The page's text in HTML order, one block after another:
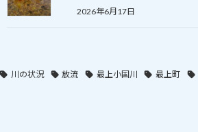
2026年6月17日
川の状況 放流 最上小国川 最上町